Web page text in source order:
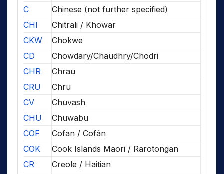
C
Chinese (not further specified)
CHI
Chitrali / Khowar
CKW
Chokwe
CD
Chowdary/Chaudhry/Chodri
CHR
Chrau
CRU
Chru
CV
Chuvash
CHU
Chuwabu
COF
Cofan / Cofán
COK
Cook Islands Maori / Rarotongan
CR
Creole / Haitian